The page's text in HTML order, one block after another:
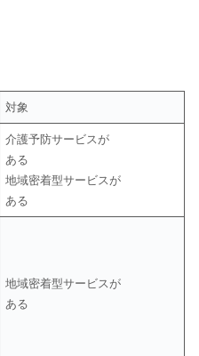
対象
介護予防サービスが
ある
地域密着型サービスが
ある
地域密着型サービスが
ある